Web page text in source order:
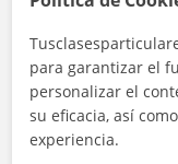
Tarifa
1ª clase gratis
para garantizar el
personalizar el
su eficacia, así
experiencia.